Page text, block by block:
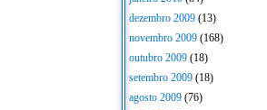
dezembro 2009 (13)
novembro 2009 (168)
outubro 2009 (18)
setembro 2009 (18)
agosto 2009 (76)